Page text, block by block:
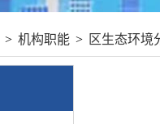
> 机构职能 > 区生态环境